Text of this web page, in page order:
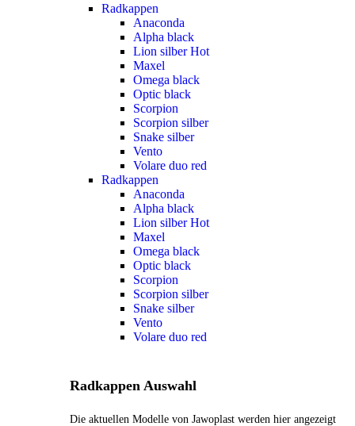
Radkappen
Anaconda
Alpha black
Lion silberHot
Maxel
Omega black
Optic black
Scorpion
Scorpion silber
Snake silber
Vento
Volare duo red
Radkappen
Anaconda
Alpha black
Lion silberHot
Maxel
Omega black
Optic black
Scorpion
Scorpion silber
Snake silber
Vento
Volare duo red
Radkappen Auswahl
Die aktuellen Modelle von Jawoplast werden hier angezeigt